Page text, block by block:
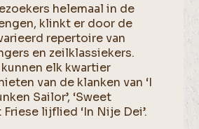
helemaal in de
klinkt er door de
repertoire van
en zeilklassiekers.
elk kwartier
van de klanken van ‘I
Sailor’, ‘Sweet
lijflied ‘In Nije Dei’.